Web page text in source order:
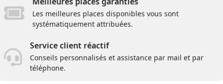
Les meilleures places disponibles vous sont
systématiquement attribuées.
Service client réactif
Conseils personnalisés et assistance par mail et par
téléphone.